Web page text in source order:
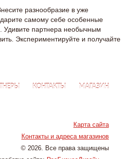
разнообразие в уже
самому себе особенные
Удивите партнера необычным
Экспериментируйте и получайте
КОНТАКТЫ МАГАЗИН
Карта сайта
Контакты и адреса магазинов
© 2026. Все права защищены